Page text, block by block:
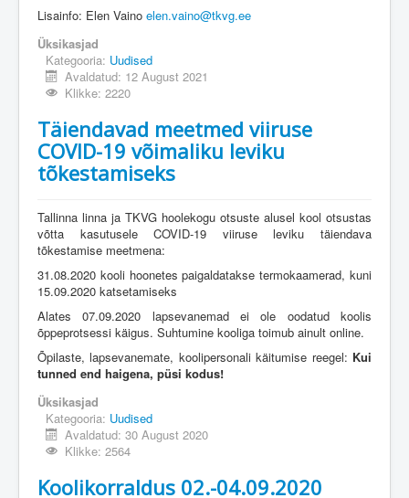
Lisainfo: Elen Vaino elen.vaino@tkvg.ee
Üksikasjad
Kategooria: Uudised
Avaldatud: 12 August 2021
Klikke: 2220
Täiendavad meetmed viiruse
COVID-19 võimaliku leviku
tõkestamiseks
Tallinna linna ja TKVG hoolekogu otsuste alusel kool otsustas
võtta kasutusele COVID-19 viiruse leviku täiendava
tõkestamise meetmena:
31.08.2020 kooli hoonetes paigaldatakse termokaamerad, kuni
15.09.2020 katsetamiseks
Alates 07.09.2020 lapsevanemad ei ole oodatud koolis
õppeprotsessi käigus. Suhtumine kooliga toimub ainult online.
Õpilaste, lapsevanemate, koolipersonali käitumise reegel: Kui
tunned end haigena, püsi kodus!
Üksikasjad
Kategooria: Uudised
Avaldatud: 30 August 2020
Klikke: 2564
Koolikorraldus 02.-04.09.2020